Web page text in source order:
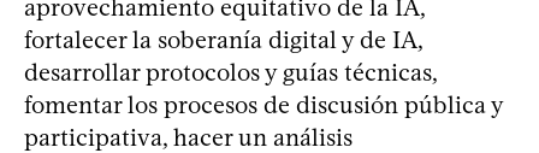
aprovechamiento equitativo de la IA,
fortalecer la soberanía digital y de IA,
desarrollar protocolos y guías técnicas,
fomentar los procesos de discusión pública y
participativa, hacer un análisis